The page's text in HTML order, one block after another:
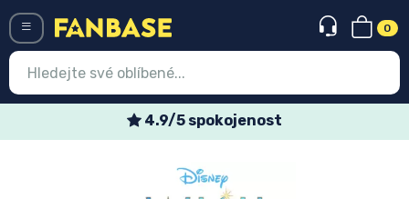
0
4.9/5 spokojenost